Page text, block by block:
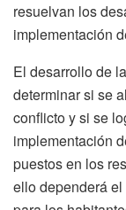
resuelvan los
implementación
El desarrollo de
determinar si se
conflicto y si se
implementación
puestos en los
ello dependerá